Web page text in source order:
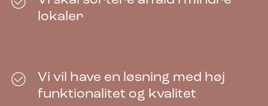
lokaler
Vi vil have en løsning med høj
funktionalitet og kvalitet